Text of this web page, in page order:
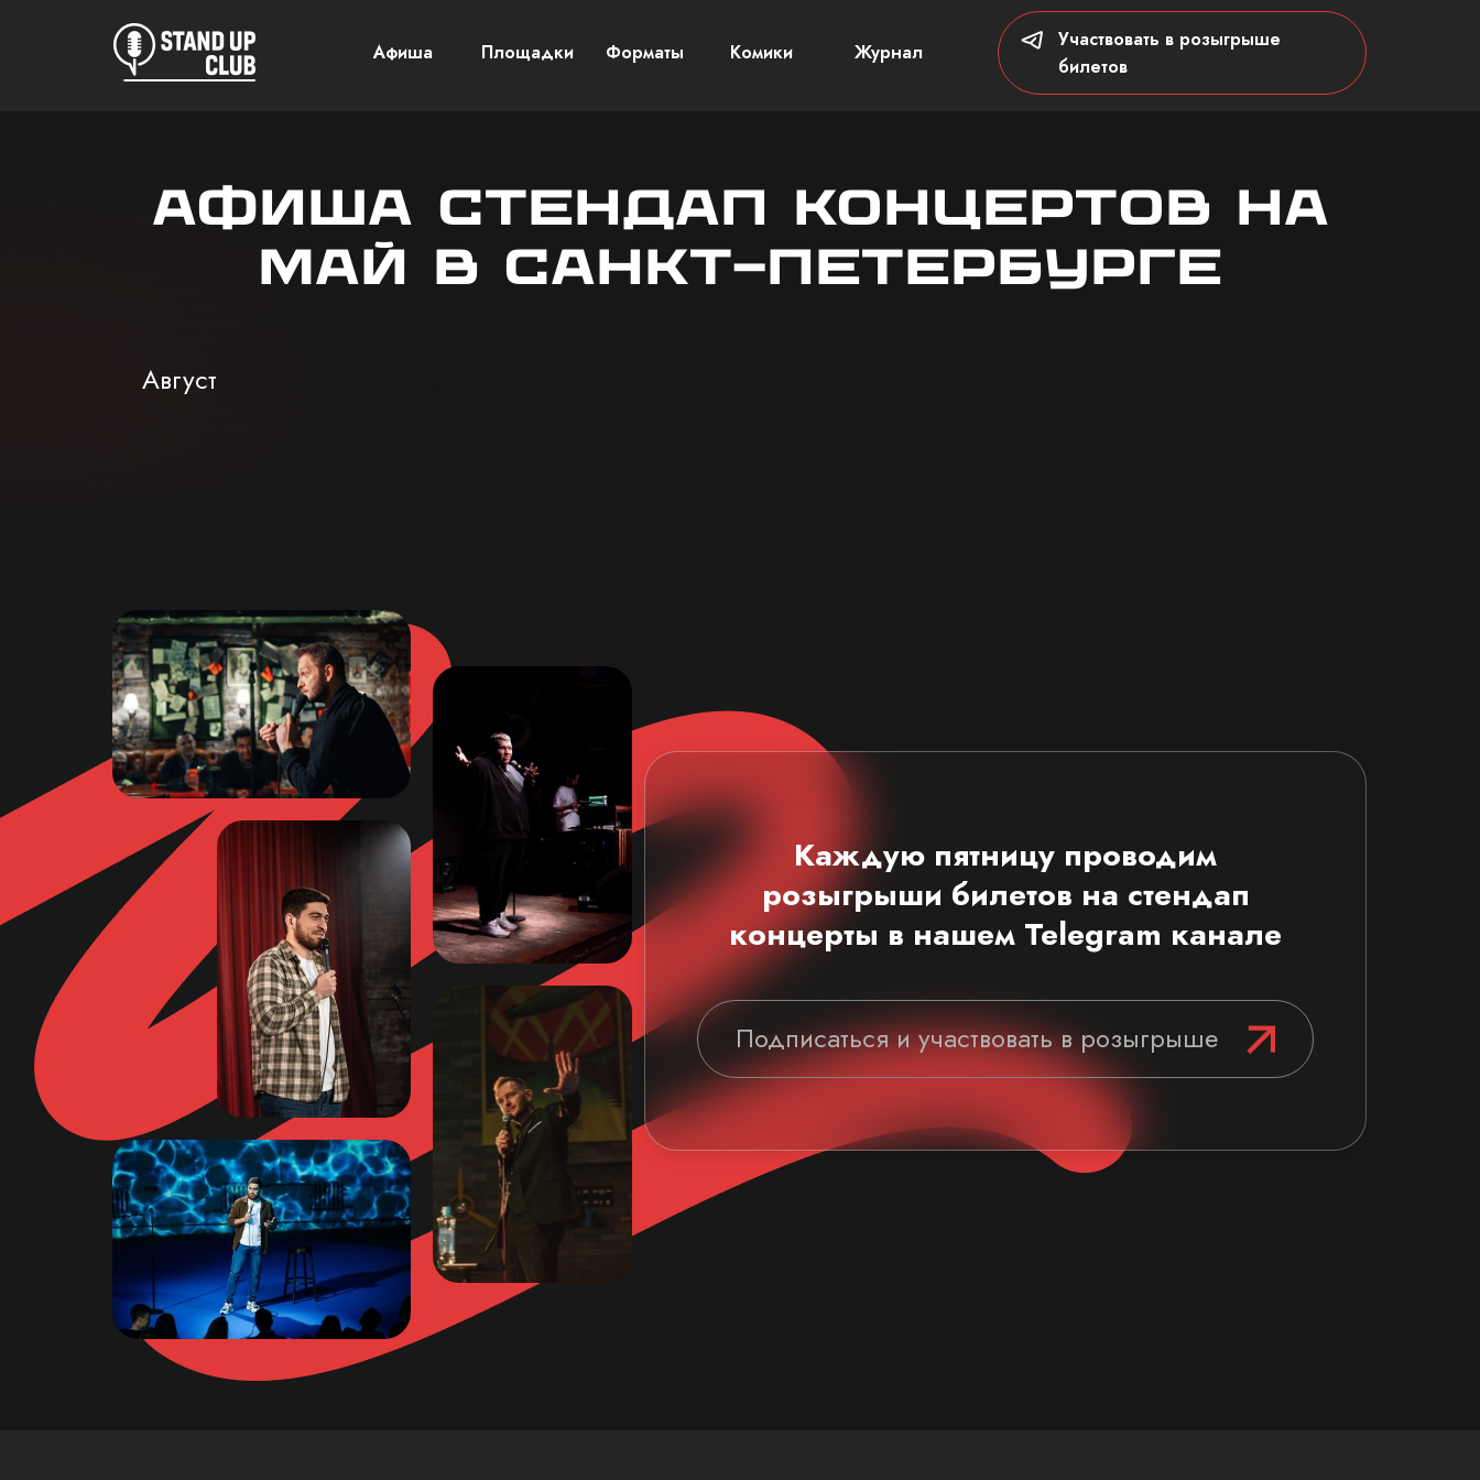
Афиша Площадки Форматы Комики Журнал
Участвовать в розыгрыше
билетов
Афиша стендап концертов на
май в Санкт-Петербурге
Август
Каждую пятницу проводим
розыгрыши билетов на стендап
концерты в нашем Telegram канале
Подписаться и участвовать в розыгрыше